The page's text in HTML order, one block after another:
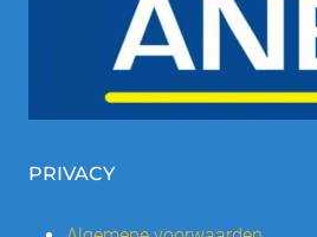
PRIVACY